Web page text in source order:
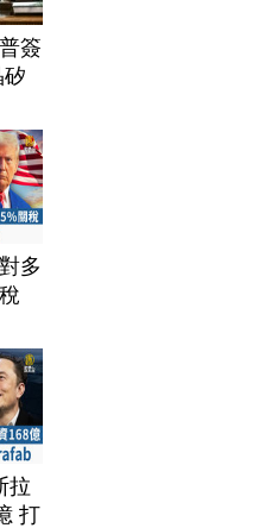
簽
多
拉
打